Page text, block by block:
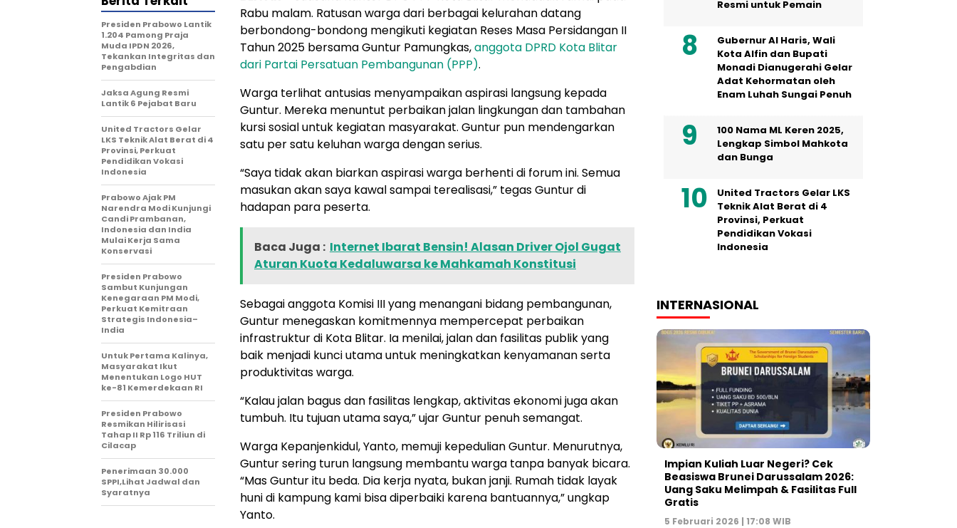
Rabu malam. Ratusan warga dari berbagai kelurahan datang
berbondong-bondong mengikuti kegiatan Reses Masa Persidangan II
Tahun 2025 bersama Guntur Pamungkas,anggota DPRD Kota Blitar
dari Partai Persatuan Pembangunan (PPP).
Warga terlihat antusias menyampaikan aspirasi langsung kepada
Guntur. Mereka menuntut perbaikan jalan lingkungan dan tambahan
kursi sosial untuk kegiatan masyarakat. Guntur pun mendengarkan
satu per satu keluhan warga dengan serius.
“Saya tidak akan biarkan aspirasi warga berhenti di forum ini. Semua
masukan akan saya kawal sampai terealisasi,” tegas Guntur di
hadapan para peserta.
Baca Juga : Internet Ibarat Bensin! Alasan Driver Ojol Gugat
Aturan Kuota Kedaluwarsa ke Mahkamah Konstitusi
Sebagai anggota Komisi III yang menangani bidang pembangunan,
Guntur menegaskan komitmennya mempercepat perbaikan
infrastruktur di Kota Blitar. Ia menilai, jalan dan fasilitas publik yang
baik menjadi kunci utama untuk meningkatkan kenyamanan serta
produktivitas warga.
“Kalau jalan bagus dan fasilitas lengkap, aktivitas ekonomi juga akan
tumbuh. Itu tujuan utama saya,” ujar Guntur penuh semangat.
Warga Kepanjenkidul, Yanto, memuji kepedulian Guntur. Menurutnya,
Guntur sering turun langsung membantu warga tanpa banyak bicara.
“Mas Guntur itu beda. Dia kerja nyata, bukan janji. Rumah tidak layak
huni di kampung kami bisa diperbaiki karena bantuannya,” ungkap
Yanto.
Presiden Prabowo Lantik
1.204 Pamong Praja
Muda IPDN 2026,
Tekankan Integritas dan
Pengabdian
Jaksa Agung Resmi
Lantik 6 Pejabat Baru
United Tractors Gelar
LKS Teknik Alat Berat di 4
Provinsi, Perkuat
Pendidikan Vokasi
Indonesia
Prabowo Ajak PM
Narendra Modi Kunjungi
Candi Prambanan,
Indonesia dan India
Mulai Kerja Sama
Konservasi
Presiden Prabowo
Sambut Kunjungan
Kenegaraan PM Modi,
Perkuat Kemitraan
Strategis Indonesia–
India
Untuk Pertama Kalinya,
Masyarakat Ikut
Menentukan Logo HUT
ke-81 Kemerdekaan RI
Presiden Prabowo
Resmikan Hilirisasi
Tahap II Rp 116 Triliun di
Cilacap
Penerimaan 30.000
SPPI,Lihat Jadwal dan
Syaratnya
Resmi untuk Pemain
Gubernur Al Haris, Wali
Kota Alfin dan Bupati
Monadi Dianugerahi Gelar
Adat Kehormatan oleh
Enam Luhah Sungai Penuh
100 Nama ML Keren 2025,
Lengkap Simbol Mahkota
dan Bunga
United Tractors Gelar LKS
Teknik Alat Berat di 4
Provinsi, Perkuat
Pendidikan Vokasi
Indonesia
INTERNASIONAL
Impian Kuliah Luar Negeri? Cek
Beasiswa Brunei Darussalam 2026:
Uang Saku Melimpah & Fasilitas Full
Gratis
5 Februari 2026 | 17:08 WIB